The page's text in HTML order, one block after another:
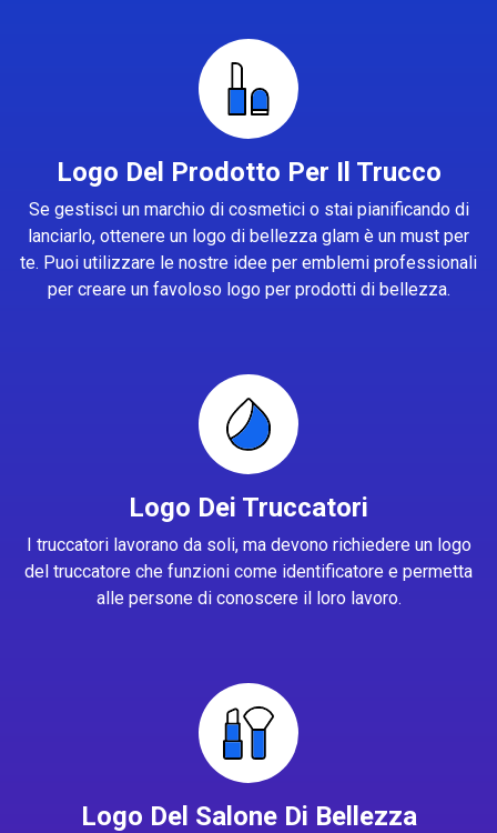
Logo Del Prodotto Per Il Trucco
Se gestisci un marchio di cosmetici o stai pianificando di
lanciarlo, ottenere un logo di bellezza glam è un must per
te. Puoi utilizzare le nostre idee per emblemi professionali
per creare un favoloso logo per prodotti di bellezza.
Logo Dei Truccatori
I truccatori lavorano da soli, ma devono richiedere un logo
del truccatore che funzioni come identificatore e permetta
alle persone di conoscere il loro lavoro.
Logo Del Salone Di Bellezza